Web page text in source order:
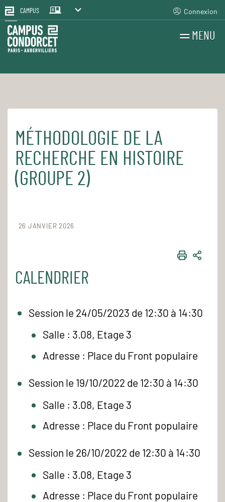
CAMPUS Connexion
MENU
Accueil Pour le quotidien Les cours et séminaires
MÉTHODOLOGIE DE LA
RECHERCHE EN HISTOIRE
(GROUPE 2)
26 JANVIER 2026
CALENDRIER
Session le 24/05/2023 de 12:30 à 14:30
Salle : 3.08, Etage 3
Adresse : Place du Front populaire
Session le 19/10/2022 de 12:30 à 14:30
Salle : 3.08, Etage 3
Adresse : Place du Front populaire
Session le 26/10/2022 de 12:30 à 14:30
Salle : 3.08, Etage 3
Adresse : Place du Front populaire